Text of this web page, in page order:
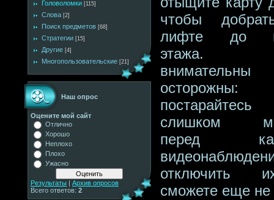
Головоломки [115]
Слова [2]
Поиск предметов [68]
Стратегии [15]
Другие [4]
Многопользовательские [21]
Наш опрос
Оцените мой сайт
Отлично
Хорошо
Неплохо
Плохо
Ужасно
Результаты | Архив опросов
Всего ответов: 2
чтобы
лифте до
этажа.
осторожны:
слишком
перед
отключить
сможете еще не